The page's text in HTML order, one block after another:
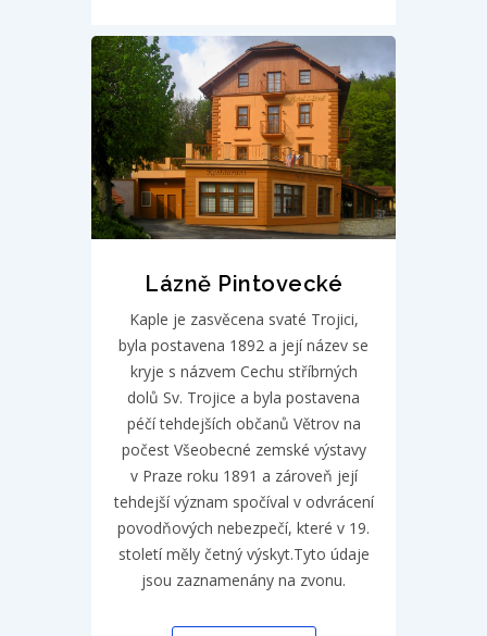
Lázně Pintovecké
Kaple je zasvěcena svaté Trojici,
byla postavena 1892 a její název se
kryje s názvem Cechu stříbrných
dolů Sv. Trojice a byla postavena
péčí tehdejších občanů Větrov na
počest Všeobecné zemské výstavy
v Praze roku 1891 a zároveň její
tehdejší význam spočíval v odvrácení
povodňových nebezpečí, které v 19.
století měly četný výskyt.Tyto údaje
jsou zaznamenány na zvonu.